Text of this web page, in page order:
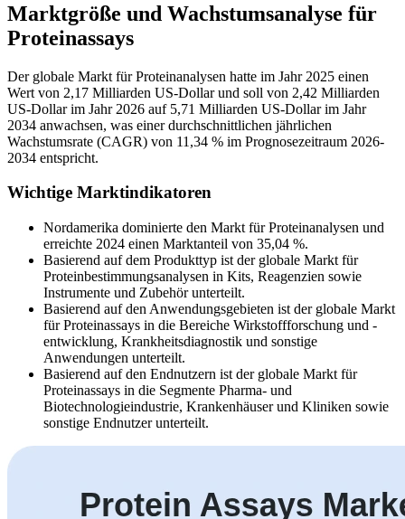
Marktgröße und Wachstumsanalyse für
Proteinassays
Der globale Markt für Proteinanalysen hatte im Jahr 2025 einen
Wert von 2,17 Milliarden US-Dollar und soll von 2,42 Milliarden
US-Dollar im Jahr 2026 auf 5,71 Milliarden US-Dollar im Jahr
2034 anwachsen, was einer durchschnittlichen jährlichen
Wachstumsrate (CAGR) von 11,34 % im Prognosezeitraum 2026-
2034 entspricht.
Wichtige Marktindikatoren
Nordamerika dominierte den Markt für Proteinanalysen und
erreichte 2024 einen Marktanteil von 35,04 %.
Basierend auf dem Produkttyp ist der globale Markt für
Proteinbestimmungsanalysen in Kits, Reagenzien sowie
Instrumente und Zubehör unterteilt.
Basierend auf den Anwendungsgebieten ist der globale Markt
für Proteinassays in die Bereiche Wirkstoffforschung und -
entwicklung, Krankheitsdiagnostik und sonstige
Anwendungen unterteilt.
Basierend auf den Endnutzern ist der globale Markt für
Proteinassays in die Segmente Pharma- und
Biotechnologieindustrie, Krankenhäuser und Kliniken sowie
sonstige Endnutzer unterteilt.